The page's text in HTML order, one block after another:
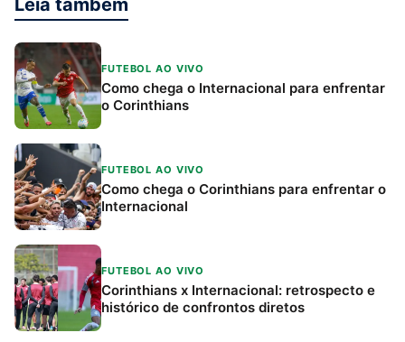
Leia também
FUTEBOL AO VIVO
Como chega o Internacional para enfrentar
o Corinthians
FUTEBOL AO VIVO
Como chega o Corinthians para enfrentar o
Internacional
FUTEBOL AO VIVO
Corinthians x Internacional: retrospecto e
histórico de confrontos diretos